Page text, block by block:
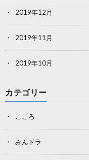
2019年12月
2019年11月
2019年10月
カテゴリー
こころ
みんドラ